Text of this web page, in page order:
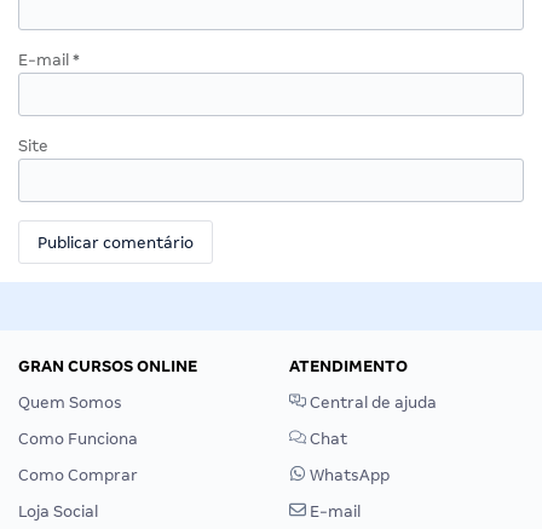
E-mail *
Site
GRAN CURSOS ONLINE
Quem Somos
Como Funciona
Como Comprar
Loja Social
ATENDIMENTO
Central de ajuda
Chat
WhatsApp
E-mail